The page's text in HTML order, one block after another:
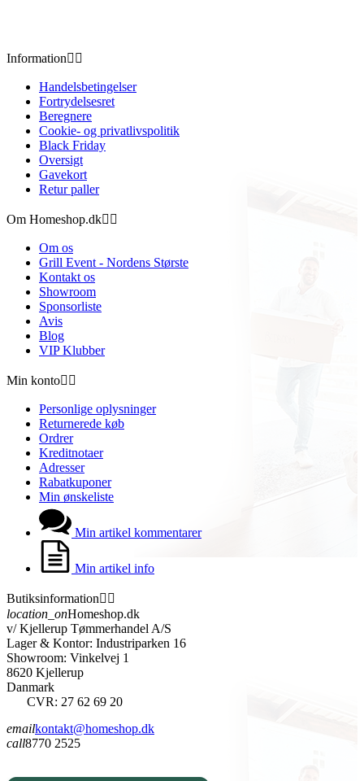
Information 
Handelsbetingelser
Fortrydelsesret
Beregnere
Cookie- og privatlivspolitik
Black Friday
Oversigt
Gavekort
Retur paller
Om Homeshop.dk 
Om os
Grill Event - Nordens Største
Kontakt os
Showroom
Sponsorliste
Avis
Blog
VIP Klubber
Min konto 
Personlige oplysninger
Returnerede køb
Ordrer
Kreditnotaer
Adresser
Rabatkuponer
Min ønskeliste
Min artikel kommentarer
Min artikel info
Butiksinformation 
location_onHomeshop.dk
v/ Kjellerup Tømmerhandel A/S
Lager & Kontor: Industriparken 16
Showroom: Vinkelvej 1
8620 Kjellerup
Danmark
CVR: 27 62 69 20
emailkontakt@homeshop.dk
call8770 2525